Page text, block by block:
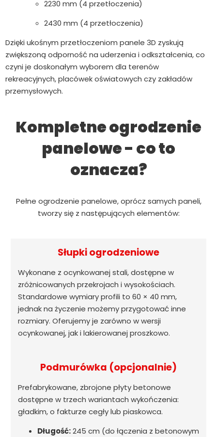
2230 mm (4 przetłoczenia)
2430 mm (4 przetłoczenia)
Dzięki ukośnym przetłoczeniom panele 3D zyskują
zwiększoną odporność na uderzenia i odkształcenia, co
czyni je doskonałym wyborem dla terenów
rekreacyjnych, placówek oświatowych czy zakładów
przemysłowych.
Kompletne ogrodzenie
panelowe - co to
oznacza?
Pełne ogrodzenie panelowe, oprócz samych paneli,
tworzy się z następujących elementów:
Słupki ogrodzeniowe
Wykonane z ocynkowanej stali, dostępne w
zróżnicowanych przekrojach i wysokościach.
Standardowe wymiary profili to 60 × 40 mm,
jednak na życzenie możemy przygotować inne
rozmiary. Oferujemy je zarówno w wersji
ocynkowanej, jak i lakierowanej proszkowo.
Podmurówka (opcjonalnie)
Prefabrykowane, zbrojone płyty betonowe
dostępne w trzech wariantach wykończenia:
gładkim, o fakturze cegły lub piaskowca.
Długość:245 cm (do łączenia z betonowym